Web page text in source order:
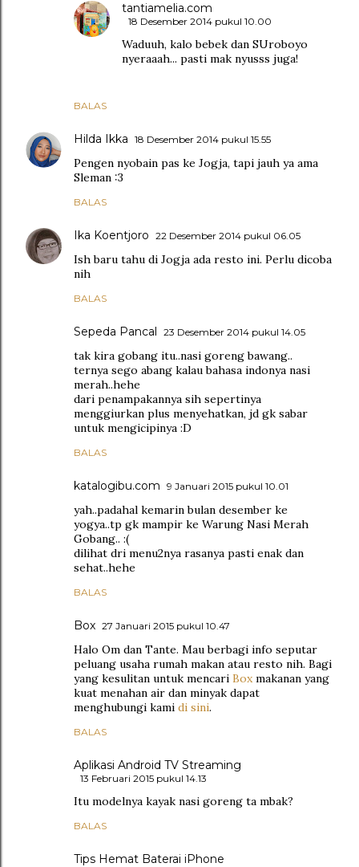
BALAS
tantiamelia.com
18 Desember 2014 pukul 10.00
Waduuh, kalo bebek dan SUroboyo
nyeraaah... pasti mak nyusss juga!
Hilda Ikka 18 Desember 2014 pukul 15.55
Pengen nyobain pas ke Jogja, tapi jauh ya ama
Sleman :3
BALAS
Ika Koentjoro 22 Desember 2014 pukul 06.05
Ish baru tahu di Jogja ada resto ini. Perlu dicoba
nih
BALAS
Sepeda Pancal 23 Desember 2014 pukul 14.05
tak kira gobang itu..nasi goreng bawang..
ternya sego abang kalau bahasa indonya nasi
merah..hehe
dari penampakannya sih sepertinya
menggiurkan plus menyehatkan, jd gk sabar
untuk mengicipinya :D
BALAS
katalogibu.com 9 Januari 2015 pukul 10.01
yah..padahal kemarin bulan desember ke
yogya..tp gk mampir ke Warung Nasi Merah
Gobang.. :(
dilihat dri menu2nya rasanya pasti enak dan
sehat..hehe
BALAS
Box 27 Januari 2015 pukul 10.47
Halo Om dan Tante. Mau berbagi info seputar
peluang usaha rumah makan atau resto nih. Bagi
yang kesulitan untuk mencari Boxmakanan yang
kuat menahan air dan minyak dapat
menghubungi kami di sini.
BALAS
Aplikasi Android TV Streaming
13 Februari 2015 pukul 14.13
Itu modelnya kayak nasi goreng ta mbak?
BALAS
Tips Hemat Baterai iPhone